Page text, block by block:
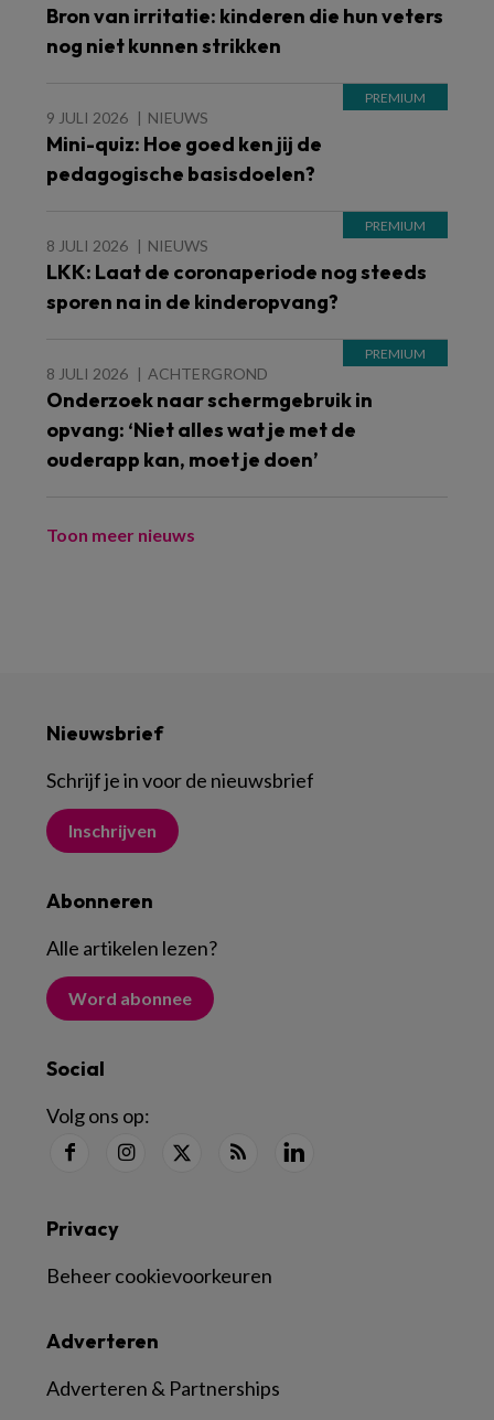
Bron van irritatie: kinderen die hun veters
nog niet kunnen strikken
9 JULI 2026 NIEUWS
Mini-quiz: Hoe goed ken jij de
pedagogische basisdoelen?
8 JULI 2026 NIEUWS
LKK: Laat de coronaperiode nog steeds
sporen na in de kinderopvang?
8 JULI 2026 ACHTERGROND
Onderzoek naar schermgebruik in
opvang: ‘Niet alles wat je met de
ouderapp kan, moet je doen’
Toon meer nieuws
Nieuwsbrief
Schrijf je in voor de nieuwsbrief
Inschrijven
Abonneren
Alle artikelen lezen?
Word abonnee
Social
Volg ons op:
Adverteren
Adverteren & Partnerships
Privacy
Beheer cookievoorkeuren